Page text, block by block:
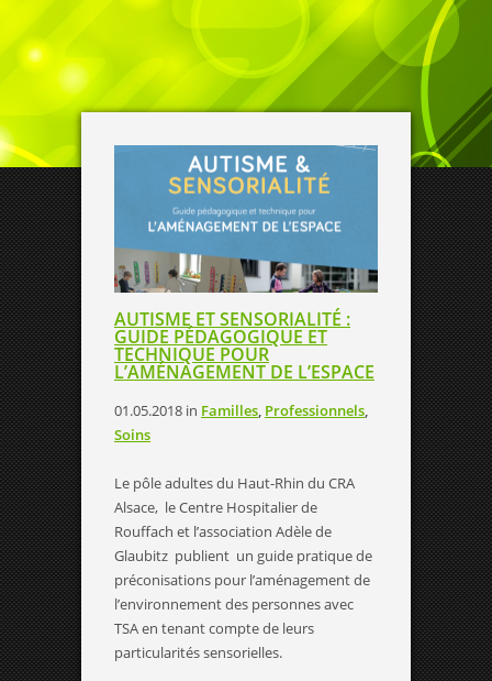
AUTISME ET SENSORIALITÉ :
GUIDE PÉDAGOGIQUE ET
TECHNIQUE POUR
L’AMÉNAGEMENT DE L’ESPACE
01.05.2018 in Familles, Professionnels,
Soins
Le pôle adultes du Haut-Rhin du CRA
Alsace, le Centre Hospitalier de
Rouffach et l’association Adèle de
Glaubitz publient un guide pratique de
préconisations pour l’aménagement de
l’environnement des personnes avec
TSA en tenant compte de leurs
particularités sensorielles.